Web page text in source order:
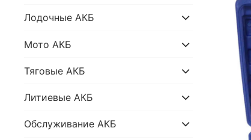
Лодочные АКБ
Мото АКБ
Тяговые АКБ
Литиевые АКБ
Обслуживание АКБ